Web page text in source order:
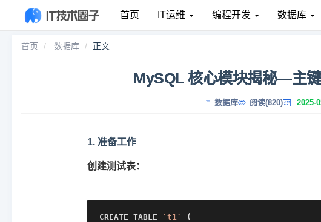
首页 IT运维 编程开发 数据库
首页 数据库 正文
MySQL 核心模块揭秘—主
数据库 阅读(820) 2025-
1. 准备工作
创建测试表：
CREATE TABLE `t1`
(